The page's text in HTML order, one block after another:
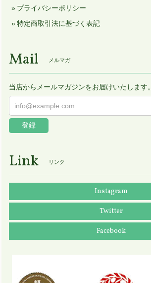
プライバシーポリシー
特定商取引法に基づく表記
Mail メルマガ
当店からメールマガジンをお届けいたします。
登録
Link リンク
Instagram
Twitter
Facebook